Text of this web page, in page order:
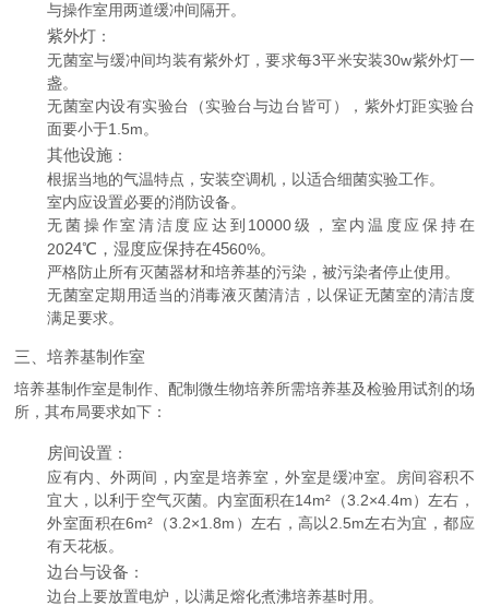
与操作室用两道缓冲间隔开。
紫外灯 ：
无菌室与缓冲间均装有紫外灯，要求每3平米安装30w紫外灯一
盏。
无菌室内设有实验台（实验台与边台皆可），紫外灯距实验台
面要小于1.5m。
其他设施 ：
根据当地的气温特点，安装空调机，以适合细菌实验工作。
室内应设置必要的消防设备。
无菌操作室清洁度应达到10000级，室内温度应保持在
2024℃，湿度应保持在4560%。
严格防止所有灭菌器材和培养基的污染，被污染者停止使用。
无菌室定期用适当的消毒液灭菌清洁，以保证无菌室的清洁度
满足要求。
三、培养基制作室
培养基制作室是制作、配制微生物培养所需培养基及检验用试剂的场
所，其布局要求如下：
房间设置 ：
应有内、外两间，内室是培养室，外室是缓冲室。房间容积不
宜大，以利于空气灭菌。内室面积在14m²（3.2×4.4m）左右，
外室面积在6m²（3.2×1.8m）左右，高以2.5m左右为宜，都应
有天花板。
边台与设备 ：
边台上要放置电炉，以满足熔化煮沸培养基时用。